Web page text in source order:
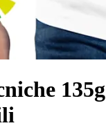
135g